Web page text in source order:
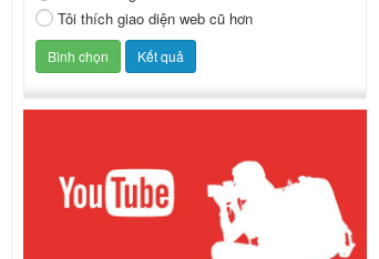
Tôi thích giao diện web cũ hơn